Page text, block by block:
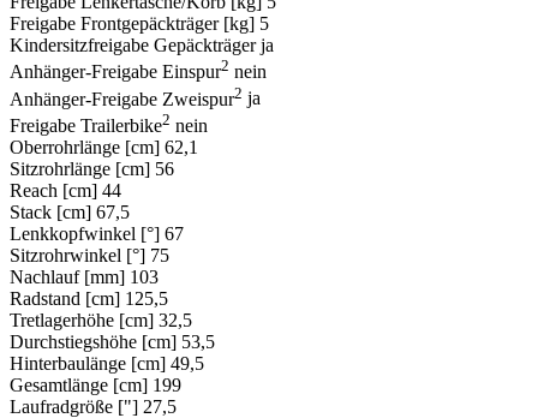
Freigabe Frontgepäckträger [kg] 5
Kindersitzfreigabe Gepäckträger ja
Anhänger-Freigabe Einspur2 nein
Anhänger-Freigabe Zweispur2 ja
Freigabe Trailerbike2 nein
Oberrohrlänge [cm] 62,1
Sitzrohrlänge [cm] 56
Reach [cm] 44
Stack [cm] 67,5
Lenkkopfwinkel [°] 67
Sitzrohrwinkel [°] 75
Nachlauf [mm] 103
Radstand [cm] 125,5
Tretlagerhöhe [cm] 32,5
Durchstiegshöhe [cm] 53,5
Hinterbaulänge [cm] 49,5
Gesamtlänge [cm] 199
Laufradgröße ["] 27,5